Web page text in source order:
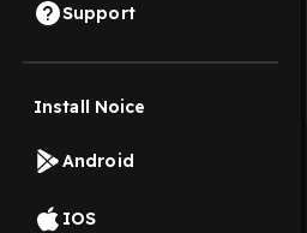
Support
Install Noice
Android
IOS